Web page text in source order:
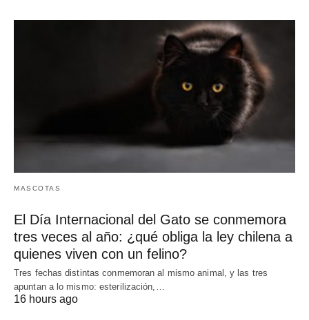
MASCOTAS
El Día Internacional del Gato se conmemora
tres veces al año: ¿qué obliga la ley chilena a
quienes viven con un felino?
Tres fechas distintas conmemoran al mismo animal, y las tres
apuntan a lo mismo: esterilización,…
16 hours ago